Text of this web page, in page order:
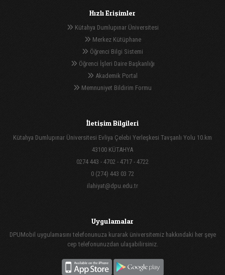
Hızlı Erişimler
Kütahya Dumlupınar Üniversitesi
Merkez Kütüphane
Öğrenci Bilgi Sistemi
Öğrenci İşleri Daire Başkanlığı
Akademik Portal
Memnuniyet Bildirim Formu
İletişim Bilgileri
Kütahya Dumlupınar Üniversitesi Evliya Çelebi Yerleşkesi Tavşanlı Yolu 10.km
43100 KÜTAHYA
0274 443 - 4702 - 4717 - 4722
0 (274) 443 03 72
ilahiyat@dpu.edu.tr
Uygulamalar
DPUMobil uygulamasını telefonunuza kurarak üniversitemiz hakkındaki her şeye
cep telefonunuzdan ulaşabilirsiniz.